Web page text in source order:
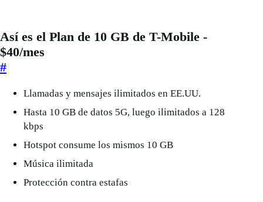
Así es el Plan de 10 GB de T-Mobile -
$40/mes
#
Llamadas y mensajes ilimitados en EE.UU.
Hasta 10 GB de datos 5G, luego ilimitados a 128
kbps
Hotspot consume los mismos 10 GB
Música ilimitada
Protección contra estafas